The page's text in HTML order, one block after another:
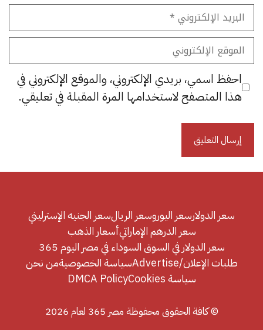
البريد
الإلكتروني
الموقع
الإلكتروني
احفظ اسمي، بريدي الإلكتروني، والموقع الإلكتروني في
هذا المتصفح لاستخدامها المرة المقبلة في تعليقي.
سعر الدولارسعر اليوروسعر الريالسعر الجنيه الإسترليني
سعر الدرهم الإماراتيأسعار الذهب
سعر الدولار في السوق السوداء في مصر اليوم 365
طلبات الإعلان/Advertise
سياسة الخصوصيةمن نحن
سياسة Cookies
DMCA Policy
© كافة الحقوق محفوظة مصر 365 لعام 2026